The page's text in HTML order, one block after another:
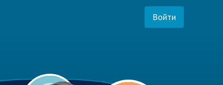
Войти